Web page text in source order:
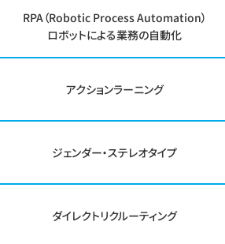
RPA（Robotic Process Automation）
ロボットによる業務の自動化
アクションラーニング
ジェンダー・ステレオタイプ
ダイレクトリクルーティング